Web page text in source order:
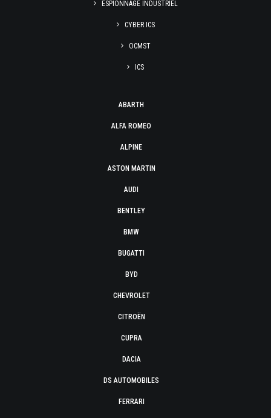
ESPIONNAGE INDUSTRIEL
CYBER ICS
OCMST
ICS
ABARTH
ALFA ROMEO
ALPINE
ASTON MARTIN
AUDI
BENTLEY
BMW
BUGATTI
BYD
CHEVROLET
CITROËN
CUPRA
DACIA
DS AUTOMOBILES
FERRARI